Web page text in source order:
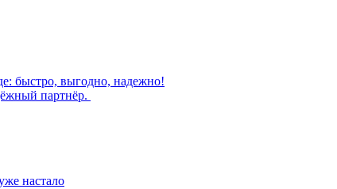
быстро, выгодно, надежно!
партнёр.
настало